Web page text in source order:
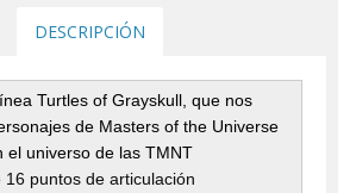
DESCRIPCIÓN
Turtles of Grayskull, que nos
de Masters of the Universe
el universo de las TMNT
16 puntos de articulación